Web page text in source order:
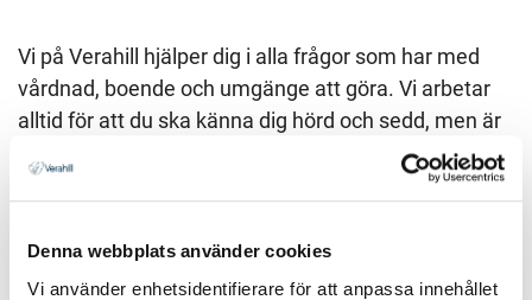
Denna webbplats använder cookies
Vi använder enhetsidentifierare för att anpassa innehållet
Vi på Verahill hjälper dig i alla frågor som har med
vårdnad, boende och umgänge att göra. Vi arbetar
alltid för att du ska känna dig hörd och sedd, men är
också tydliga kring riskerna med en process. Vår
utgångspunkt är att löpande ha en diskussion kring